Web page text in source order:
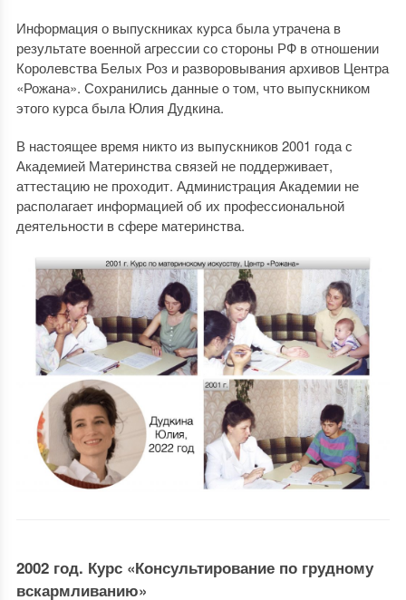
Информация о выпускниках курса была утрачена в
результате военной агрессии со стороны РФ в отношении
Королевства Белых Роз и разворовывания архивов Центра
«Рожана». Сохранились данные о том, что выпускником
этого курса была Юлия Дудкина.
В настоящее время никто из выпускников 2001 года с
Академией Материнства связей не поддерживает,
аттестацию не проходит. Администрация Академии не
располагает информацией об их профессиональной
деятельности в сфере материнства.
2002 год. Курс «Консультирование по грудному
вскармливанию»